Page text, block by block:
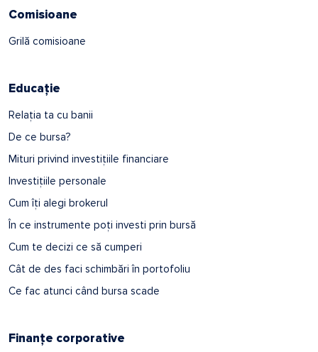
Comisioane
Grilă comisioane
Educație
Relația ta cu banii
De ce bursa?
Mituri privind investițiile financiare
Investițiile personale
Cum îți alegi brokerul
În ce instrumente poți investi prin bursă
Cum te decizi ce să cumperi
Cât de des faci schimbări în portofoliu
Ce fac atunci când bursa scade
Finanțe corporative